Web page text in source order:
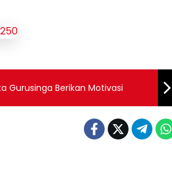
Gurusinga Berikan Motivasi